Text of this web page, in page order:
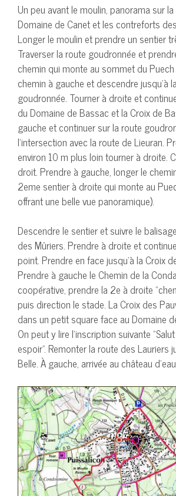
Un peu avant le moulin, panorama sur
Domaine de Canet et les contreforts
Longer le moulin et prendre un sentier
Traverser la route goudronnée et
chemin qui monte au sommet du
chemin à gauche et descendre jusqu’à
goudronnée. Tourner à droite et
du Domaine de Bassac et la Croix de
gauche et continuer sur la route
l’intersection avec la route de Lieuran.
environ 10 m plus loin tourner à droite.
droit. Prendre à gauche, longer le
2eme sentier à droite qui monte au
offrant une belle vue panoramique).
Descendre le sentier et suivre le
des Mûriers. Prendre à droite et
point. Prendre en face jusqu’à la Croix
Prendre à gauche le Chemin de la
coopérative, prendre la 2e à droite
puis direction le stade. La Croix des
dans un petit square face au Domaine
On peut y lire l’inscription suivante
espoir”. Remonter la route des Lauriers
Belle. À gauche, arrivée au château